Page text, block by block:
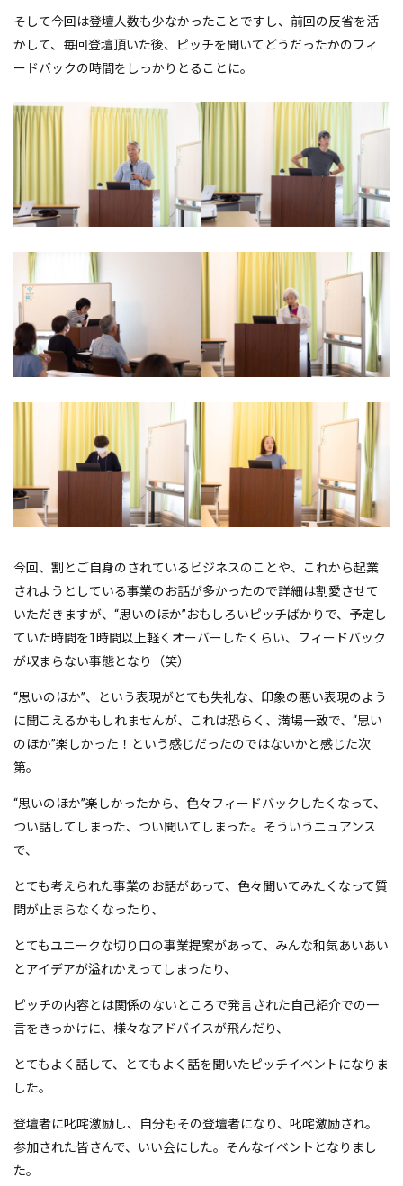
そして今回は登壇人数も少なかったことですし、前回の反省を活
かして、毎回登壇頂いた後、ピッチを聞いてどうだったかのフィ
ードバックの時間をしっかりとることに。
今回、割とご自身のされているビジネスのことや、これから起業
されようとしている事業のお話が多かったので詳細は割愛させて
いただきますが、“思いのほか”おもしろいピッチばかりで、予定し
ていた時間を1時間以上軽くオーバーしたくらい、フィードバック
が収まらない事態となり（笑）
“思いのほか”、という表現がとても失礼な、印象の悪い表現のよう
に聞こえるかもしれませんが、これは恐らく、満場一致で、“思い
のほか”楽しかった！という感じだったのではないかと感じた次
第。
“思いのほか”楽しかったから、色々フィードバックしたくなって、
つい話してしまった、つい聞いてしまった。そういうニュアンス
で、
とても考えられた事業のお話があって、色々聞いてみたくなって質
問が止まらなくなったり、
とてもユニークな切り口の事業提案があって、みんな和気あいあい
とアイデアが溢れかえってしまったり、
ピッチの内容とは関係のないところで発言された自己紹介での一
言をきっかけに、様々なアドバイスが飛んだり、
とてもよく話して、とてもよく話を聞いたピッチイベントになりま
した。
登壇者に叱咤激励し、自分もその登壇者になり、叱咤激励され。
参加された皆さんで、いい会にした。そんなイベントとなりまし
た。